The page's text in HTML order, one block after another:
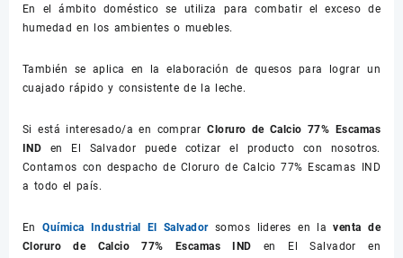
En el ámbito doméstico se utiliza para combatir el exceso de
humedad en los ambientes o muebles.
También se aplica en la elaboración de quesos para lograr un
cuajado rápido y consistente de la leche.
Si está interesado/a en comprar Cloruro de Calcio 77% Escamas
IND en El Salvador puede cotizar el producto con nosotros.
Contamos con despacho de Cloruro de Calcio 77% Escamas IND
a todo el país.
EnQuímica Industrial El Salvadorsomos lideres en laventa de
Cloruro de Calcio 77% Escamas IND en El Salvador en